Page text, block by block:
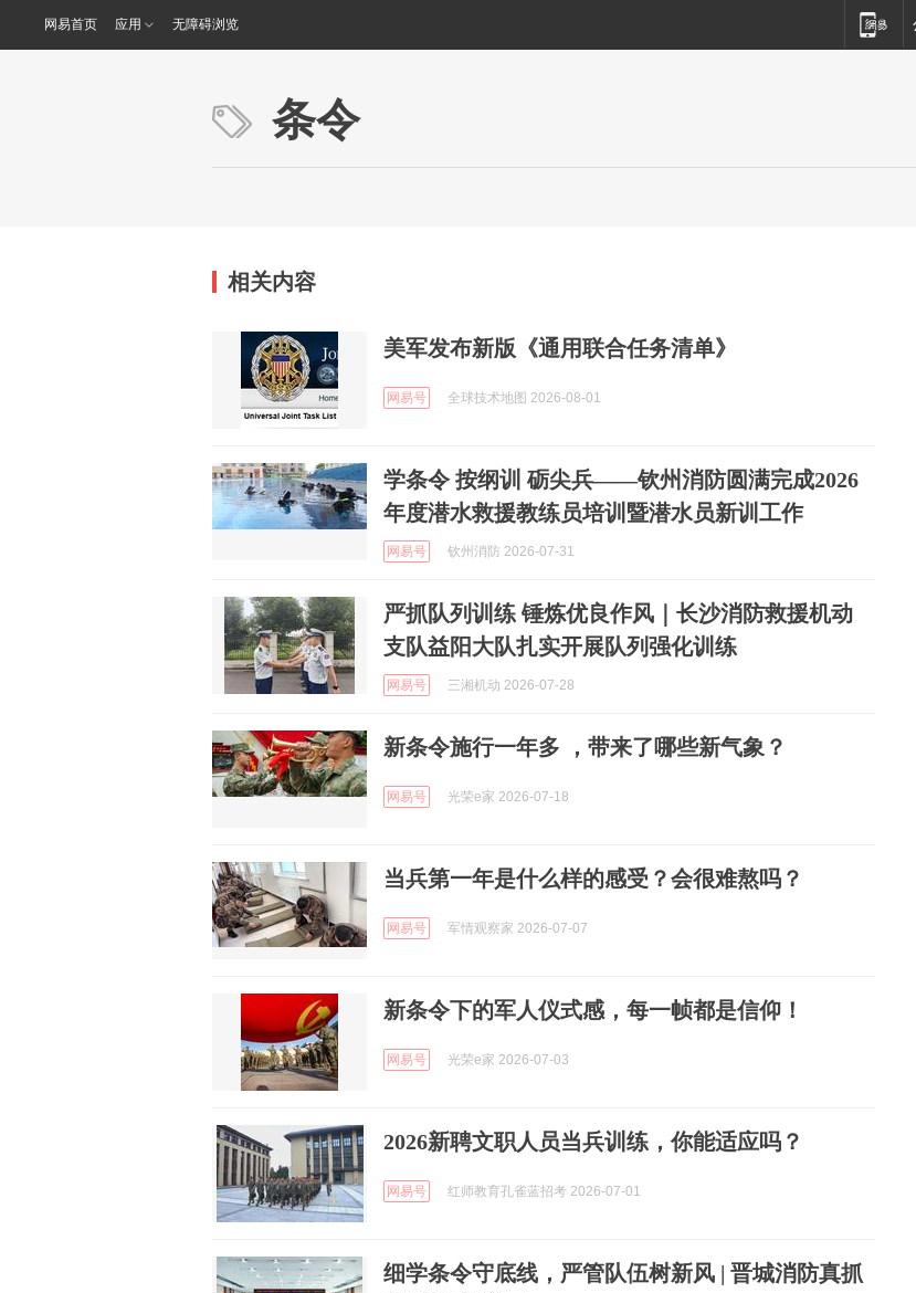
网易首页 应用 无障碍浏览
条令
相关内容
美军发布新版《通用联合任务清单》
网易号 全球技术地图 2026-08-01
学条令 按纲训 砺尖兵——钦州消防圆满完成2026
年度潜水救援教练员培训暨潜水员新训工作
网易号 钦州消防 2026-07-31
严抓队列训练 锤炼优良作风｜长沙消防救援机动
支队益阳大队扎实开展队列强化训练
网易号 三湘机动 2026-07-28
新条令施行一年多 ，带来了哪些新气象？
网易号 光荣e家 2026-07-18
当兵第一年是什么样的感受？会很难熬吗？
网易号 军情观察家 2026-07-07
新条令下的军人仪式感，每一帧都是信仰！
网易号 光荣e家 2026-07-03
2026新聘文职人员当兵训练，你能适应吗？
网易号 红师教育孔雀蓝招考 2026-07-01
细学条令守底线，严管队伍树新风 | 晋城消防真抓